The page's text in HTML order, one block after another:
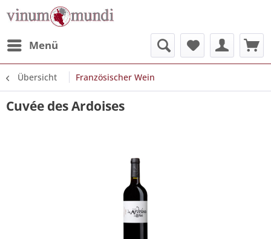
Menü
Übersicht Französischer Wein
Cuvée des Ardoises